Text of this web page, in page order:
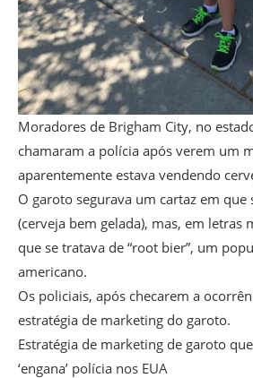
Moradores de Brigham City, no
chamaram a polícia após verem um
aparentemente estava vendendo
O garoto segurava um cartaz em que
(cerveja bem gelada), mas, em letras
que se tratava de “root bier”, um
americano.
Os policiais, após checarem a
estratégia de marketing do garoto.
Estratégia de marketing de garoto
‘engana’ polícia nos EUA